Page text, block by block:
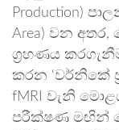
Production)
Area) වන අතර,
ග්‍රහණය කරගැනීම
කරන ‘වර්නිකේ
fMRI වැනි
පරීක්ෂණ මඟින්